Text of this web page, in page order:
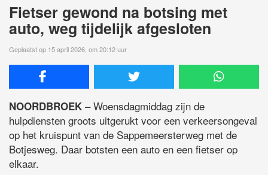
Fietser gewond na botsing met
auto, weg tijdelijk afgesloten
Geplaatst op 15 april 2026, om 20:12 uur
NOORDBROEK – Woensdagmiddag zijn de
hulpdiensten groots uitgerukt voor een verkeersongeval
op het kruispunt van de Sappemeersterweg met de
Botjesweg. Daar botsten een auto en een fietser op
elkaar.